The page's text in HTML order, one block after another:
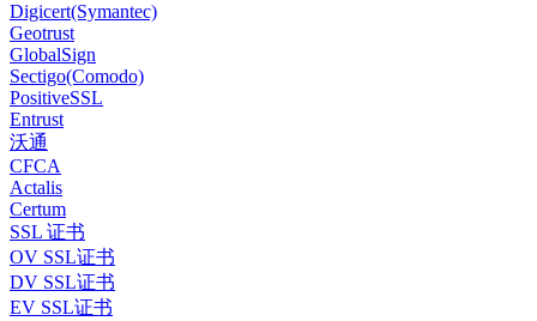
Digicert(Symantec)
Geotrust
GlobalSign
Sectigo(Comodo)
PositiveSSL
Entrust
沃通
CFCA
Actalis
Certum
SSL 证书
OV SSL证书
DV SSL证书
EV SSL证书